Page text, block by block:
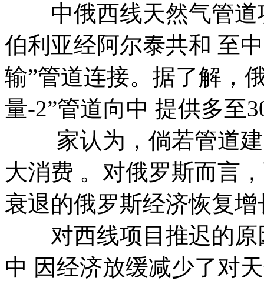
中俄西线天然气管道
伯利亚经阿尔泰共和 至
输”管道连接。据了解，
量-2”管道向中 提供多至
家认为，倘若管道建
大消费 。对俄罗斯而言
衰退的俄罗斯经济恢复增
对西线项目推迟的原
中 因经济放缓减少了对